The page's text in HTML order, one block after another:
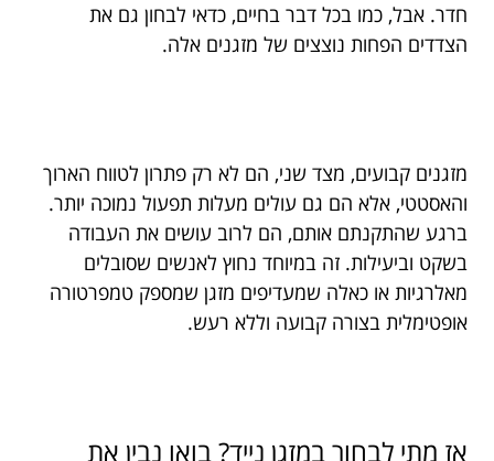
חדר. אבל, כמו בכל דבר בחיים, כדאי לבחון גם את
הצדדים הפחות נוצצים של מזגנים אלה.
מזגנים קבועים, מצד שני, הם לא רק פתרון לטווח הארוך
והאסטטי, אלא הם גם עולים מעלות תפעול נמוכה יותר.
ברגע שהתקנתם אותם, הם לרוב עושים את העבודה
בשקט וביעילות. זה במיוחד נחוץ לאנשים שסובלים
מאלרגיות או כאלה שמעדיפים מזגן שמספק טמפרטורה
אופטימלית בצורה קבועה וללא רעש.
אז מתי לבחור במזגן נייד? בואו נבין את